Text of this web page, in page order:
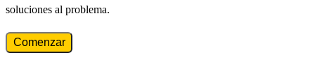
soluciones al problema.
Comenzar